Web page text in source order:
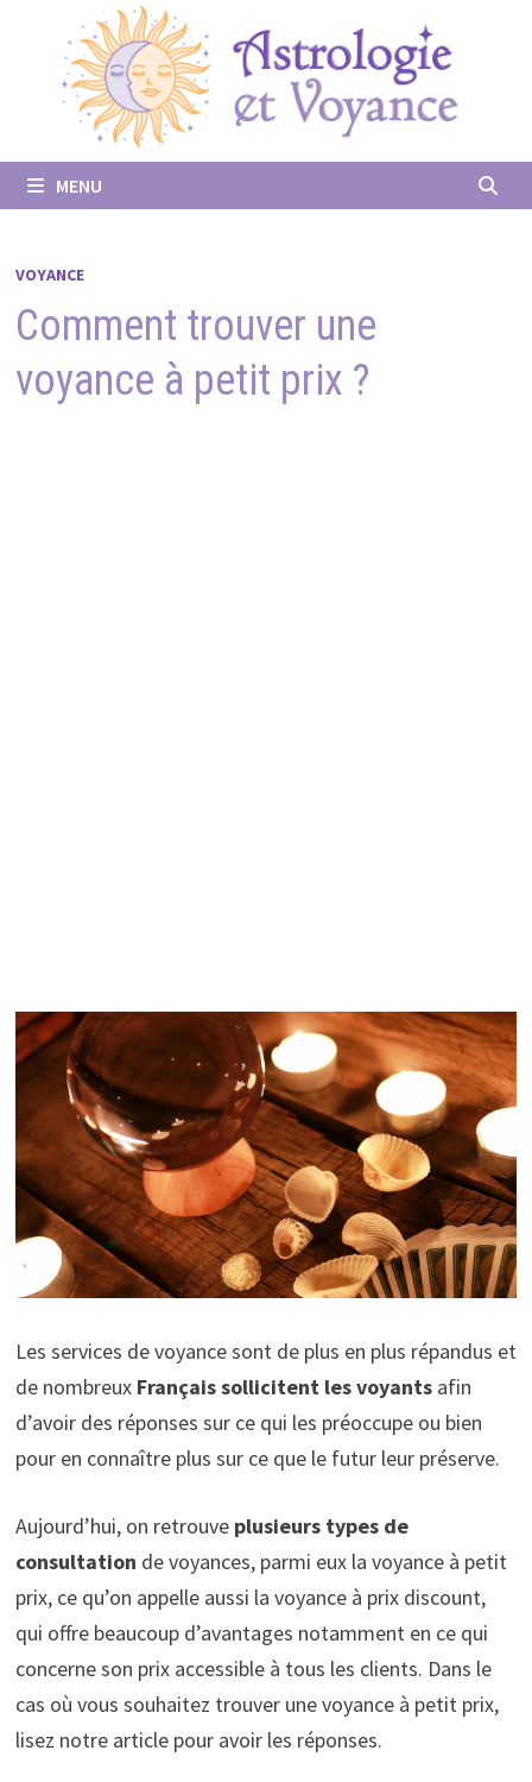
contenu
MENU
VOYANCE
Comment trouver une
voyance à petit prix ?
Les services de voyance sont de plus en plus répandus et
de nombreux Français sollicitent les voyantsafin
d’avoir des réponses sur ce qui les préoccupe ou bien
pour en connaître plus sur ce que le futur leur préserve.
Aujourd’hui, on retrouveplusieurs types de
consultation de voyances, parmi eux la voyance à petit
prix, ce qu’on appelle aussi la voyance à prix discount,
qui offre beaucoup d’avantages notamment en ce qui
concerne son prix accessible à tous les clients. Dans le
cas où vous souhaitez trouver une voyance à petit prix,
lisez notre article pour avoir les réponses.